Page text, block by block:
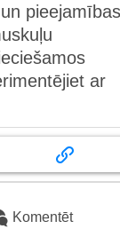
ar
Komentēt